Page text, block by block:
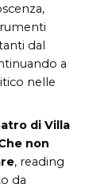
dal
a
nelle
di Villa
non
, reading
da